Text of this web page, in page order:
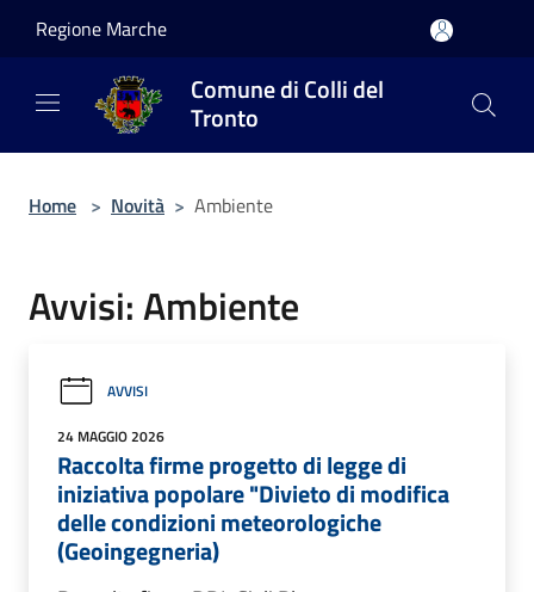
Regione Marche
Comune di Colli del
Tronto
Home > Novità > Ambiente
Avvisi: Ambiente
AVVISI
24 MAGGIO 2026
Raccolta firme progetto di legge di
iniziativa popolare "Divieto di modifica
delle condizioni meteorologiche
(Geoingegneria)